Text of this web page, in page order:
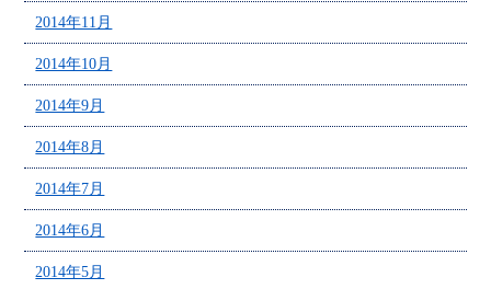
2014年11月
2014年10月
2014年9月
2014年8月
2014年7月
2014年6月
2014年5月